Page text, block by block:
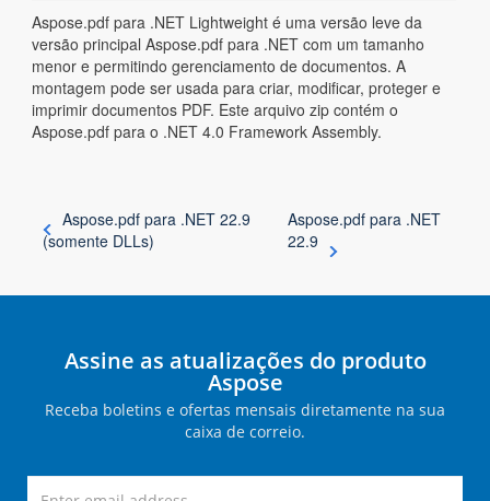
Aspose.pdf para .NET Lightweight é uma versão leve da
versão principal Aspose.pdf para .NET com um tamanho
menor e permitindo gerenciamento de documentos. A
montagem pode ser usada para criar, modificar, proteger e
imprimir documentos PDF. Este arquivo zip contém o
Aspose.pdf para o .NET 4.0 Framework Assembly.
Aspose.pdf para .NET 22.9
(somente DLLs)
Aspose.pdf para .NET
22.9
Assine as atualizações do produto
Aspose
Receba boletins e ofertas mensais diretamente na sua
caixa de correio.